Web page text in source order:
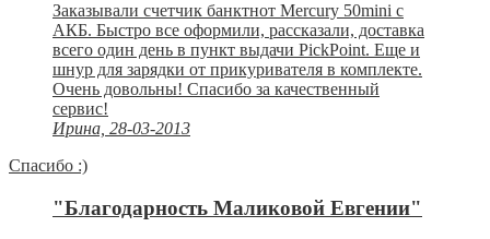
Заказывали счетчик банктнот Mercury 50mini с
АКБ. Быстро все оформили, рассказали, доставка
всего один день в пункт выдачи PickPoint. Еще и
шнур для зарядки от прикуривателя в комплекте.
Очень довольны! Спасибо за качественный
сервис!
Ирина, 28-03-2013
Спасибо :)
"Благодарность Маликовой Евгении"